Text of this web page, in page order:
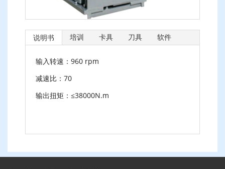
说明书 培训 卡具 刀具 软件
输入转速：960 rpm
减速比：70
输出扭矩：≤38000N.m